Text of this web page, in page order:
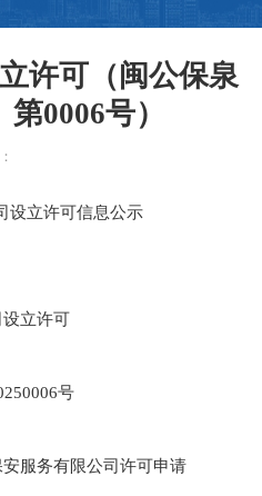
许可（闽公保泉
0006号）
可信息公示
立许可
号
服务有限公司许可申请